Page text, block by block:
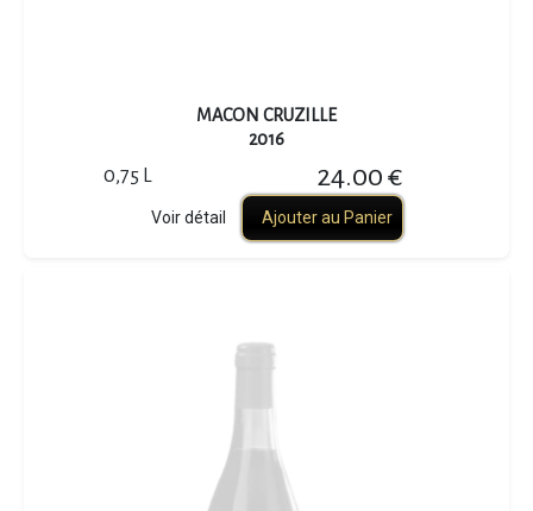
MACON CRUZILLE
2016
0,75 L 24.00 €
Voir détail Ajouter au Panier